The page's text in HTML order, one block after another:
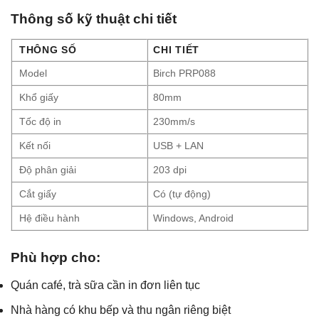
Thông số kỹ thuật chi tiết
THÔNG SỐ CHI TIẾT
Model Birch PRP088
Khổ giấy 80mm
Tốc độ in 230mm/s
Kết nối USB + LAN
Độ phân giải 203 dpi
Cắt giấy Có (tự động)
Hệ điều hành Windows, Android
Phù hợp cho:
Quán café, trà sữa cần in đơn liên tục
Nhà hàng có khu bếp và thu ngân riêng biệt